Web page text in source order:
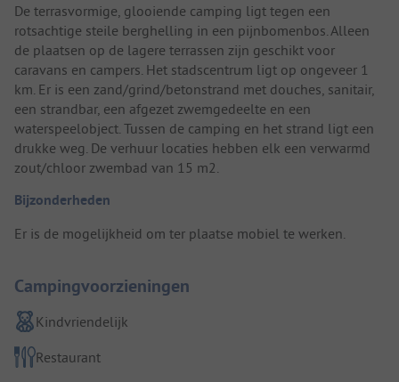
De terrasvormige, glooiende camping ligt tegen een
rotsachtige steile berghelling in een pijnbomenbos. Alleen
de plaatsen op de lagere terrassen zijn geschikt voor
caravans en campers. Het stadscentrum ligt op ongeveer 1
km. Er is een zand/grind/betonstrand met douches, sanitair,
een strandbar, een afgezet zwemgedeelte en een
waterspeelobject. Tussen de camping en het strand ligt een
drukke weg. De verhuur locaties hebben elk een verwarmd
zout/chloor zwembad van 15 m2.
Bijzonderheden
Er is de mogelijkheid om ter plaatse mobiel te werken.
Campingvoorzieningen
Kindvriendelijk
Restaurant